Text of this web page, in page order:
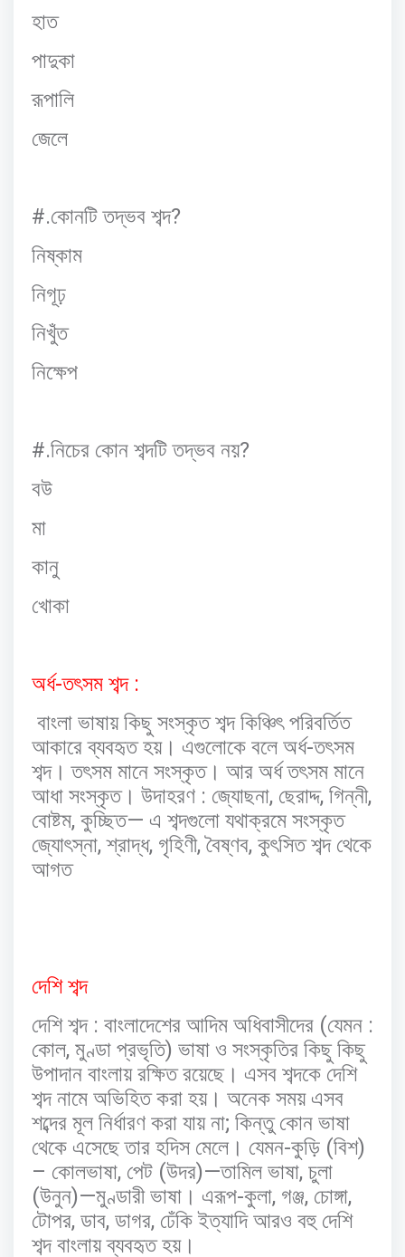
হাত
পাদুকা
রূপালি
জেলে
#.কোনটি তদ্ভব শব্দ?
নিষ্কাম
নিগূঢ়
নিখুঁত
নিক্ষেপ
#.নিচের কোন শব্দটি তদ্ভব নয়?
বউ
মা
কানু
খোকা
অর্ধ-তৎসম শব্দ:
বাংলা ভাষায় কিছু সংস্কৃত শব্দ কিঞ্চিৎ পরিবর্তিত
আকারে ব্যবহৃত হয়। এগুলোকে বলে অর্ধ-তৎসম
শব্দ। তৎসম মানে সংস্কৃত। আর অর্ধ তৎসম মানে
আধা সংস্কৃত। উদাহরণ : জ্যোছনা, ছেরাদ্দ, গিন্নী,
বোষ্টম, কুচ্ছিত— এ শব্দগুলো যথাক্রমে সংস্কৃত
জ্যোৎস্না,শ্রাদ্ধ, গৃহিণী,বৈষ্ণব, কুৎসিত শব্দ থেকে
আগত
দেশি শব্দ
দেশি শব্দ: বাংলাদেশের আদিম অধিবাসীদের (যেমন :
কোল, মুণ্ডা প্রভৃতি) ভাষা ও সংস্কৃতির কিছু কিছু
উপাদান বাংলায় রক্ষিত রয়েছে। এসব শব্দকে দেশি
শব্দ নামে অভিহিত করা হয়। অনেক সময় এসব
শব্দের মূল নির্ধারণ করা যায় না; কিন্তু কোন ভাষা
থেকে এসেছে তার হদিস মেলে। যেমন-কুড়ি (বিশ)
– কোলভাষা, পেট (উদর)—তামিল ভাষা, চুলা
(উনুন)—মুণ্ডারী ভাষা। এরূপ-কুলা, গঞ্জ, চোঙ্গা,
টোপর, ডাব, ডাগর, ঢেঁকি ইত্যাদি আরও বহু দেশি
শব্দ বাংলায় ব্যবহৃত হয়।